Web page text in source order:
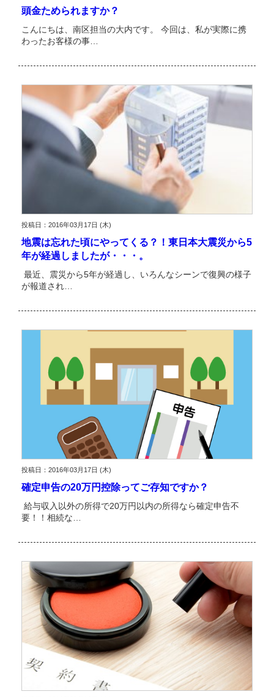
頭金ためられますか？
こんにちは、南区担当の大内です。 今回は、私が実際に携
わったお客様の事…
投稿日：2016年03月17日 (木)
地震は忘れた頃にやってくる？！東日本大震災から5
年が経過しましたが・・・。
最近、震災から5年が経過し、いろんなシーンで復興の様子
が報道され…
投稿日：2016年03月17日 (木)
確定申告の20万円控除ってご存知ですか？
給与収入以外の所得で20万円以内の所得なら確定申告不
要！！相続な…